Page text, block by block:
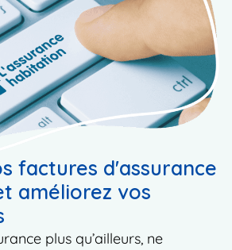
factures d'assurance
améliorez vos
plus qu’ailleurs, ne